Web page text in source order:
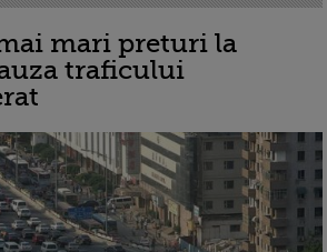
mari preturi la
traficului